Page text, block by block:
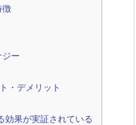
徴
ジー
・デメリット
効果が実証されている